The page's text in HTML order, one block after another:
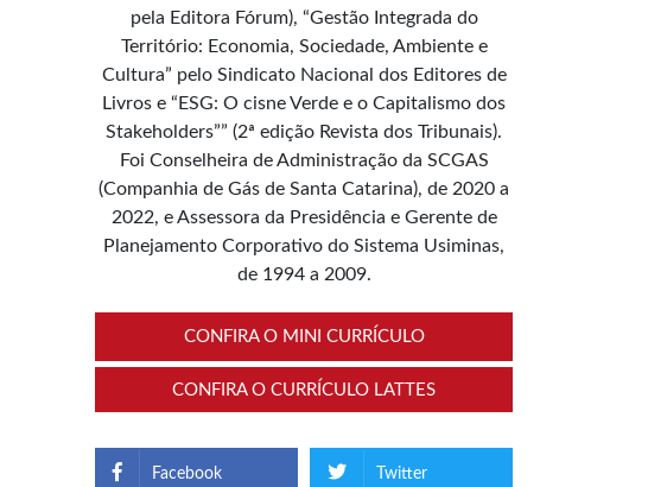
pela Editora Fórum), “Gestão Integrada do
Território: Economia, Sociedade, Ambiente e
Cultura” pelo Sindicato Nacional dos Editores de
Livros e “ESG: O cisne Verde e o Capitalismo dos
Stakeholders”” (2ª edição Revista dos Tribunais).
Foi Conselheira de Administração da SCGAS
(Companhia de Gás de Santa Catarina), de 2020 a
2022, e Assessora da Presidência e Gerente de
Planejamento Corporativo do Sistema Usiminas,
de 1994 a 2009.
CONFIRA O MINI CURRÍCULO
CONFIRA O CURRÍCULO LATTES
Facebook Twitter